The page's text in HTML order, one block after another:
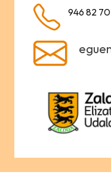
946 82 70